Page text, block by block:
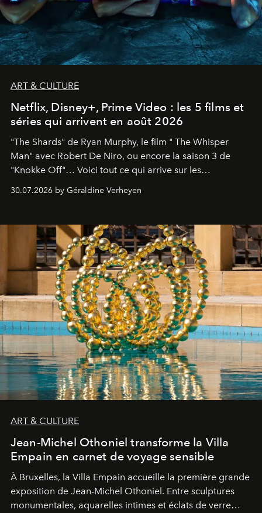
ART & CULTURE
Netflix, Disney+, Prime Video : les 5 films et
séries qui arrivent en août 2026
"The Shards" de Ryan Murphy, le film " The Whisper
Man" avec Robert De Niro, ou encore la saison 3 de
"Knokke Off"… Voici tout ce qui arrive sur les
plateformes de streaming en août 2026.
30.07.2026 by Géraldine Verheyen
ART & CULTURE
Jean-Michel Othoniel transforme la Villa
Empain en carnet de voyage sensible
À Bruxelles, la Villa Empain accueille la première grande
exposition de Jean-Michel Othoniel. Entre sculptures
monumentales, aquarelles intimes et éclats de verre